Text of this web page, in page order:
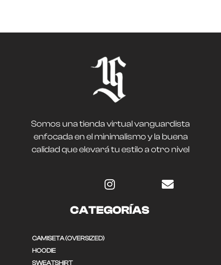
Somos una tienda virtual vanguardista
enfocada en el minimalismo y la buena
calidad que elevará tu estilo a otro nivel
CATEGORÍAS
CAMISETA (OVERSIZED)
HOODIE
SWEATSHIRT